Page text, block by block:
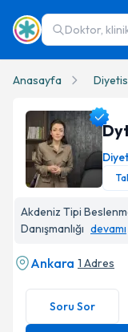
Doktor,
Anasayfa
Akdeniz Tipi
Danışmanlığı devamı
Ankara 1 Adres
Soru Sor